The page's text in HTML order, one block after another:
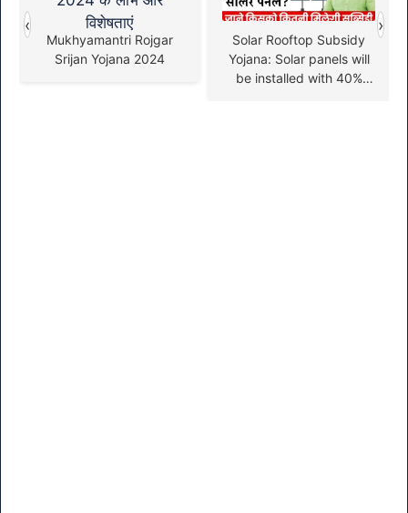
Mukhyamantri Rojgar
Srijan Yojana 2024
Solar Rooftop Subsidy
Yojana: Solar panels will
be installed with 40%
‹ ›